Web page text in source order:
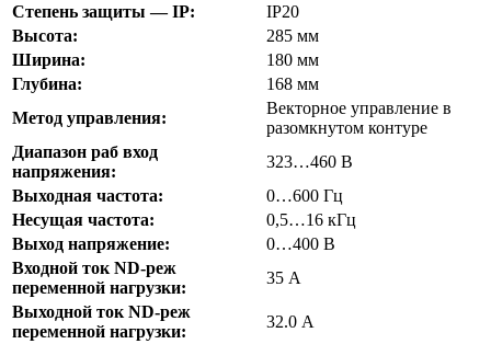
Степень защиты — IP:
IP20
Высота:
285 мм
Ширина:
180 мм
Глубина:
168 мм
Метод управления:
Векторное управление в
разомкнутом контуре
Диапазон раб вход
напряжения:
323…460 В
Выходная частота:
0…600 Гц
Несущая частота:
0,5…16 кГц
Выход напряжение:
0…400 В
Входной ток ND-реж
переменной нагрузки:
35 А
Выходной ток ND-реж
переменной нагрузки:
32.0 А